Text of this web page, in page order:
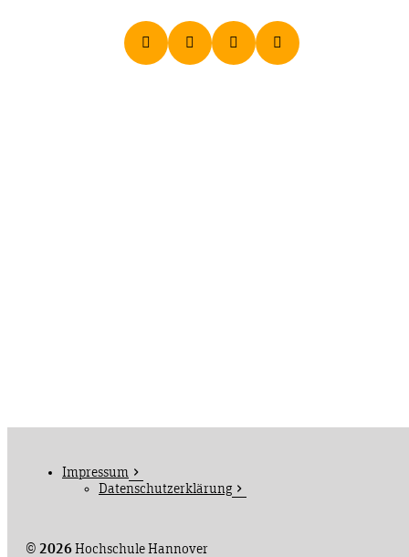
© 2026Hochschule Hannover
Impressum
Datenschutzerklärung